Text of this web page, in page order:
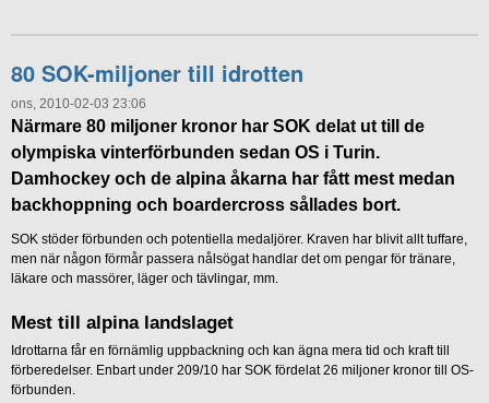
80 SOK-miljoner till idrotten
ons, 2010-02-03 23:06
Närmare 80 miljoner kronor har SOK delat ut till de
olympiska vinterförbunden sedan OS i Turin.
Damhockey och de alpina åkarna har fått mest medan
backhoppning och boardercross sållades bort.
SOK stöder förbunden och potentiella medaljörer. Kraven har blivit allt tuffare,
men när någon förmår passera nålsögat handlar det om pengar för tränare,
läkare och massörer, läger och tävlingar, mm.
Mest till alpina landslaget
Idrottarna får en förnämlig uppbackning och kan ägna mera tid och kraft till
förberedelser. Enbart under 209/10 har SOK fördelat 26 miljoner kronor till OS-
förbunden.